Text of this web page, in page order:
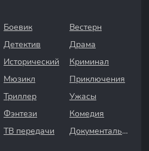
Боевик
Вестерн
Детектив
Драма
Исторический
Криминал
Мюзикл
Приключения
Триллер
Ужасы
Фэнтези
Комедия
ТВ передачи Документальный